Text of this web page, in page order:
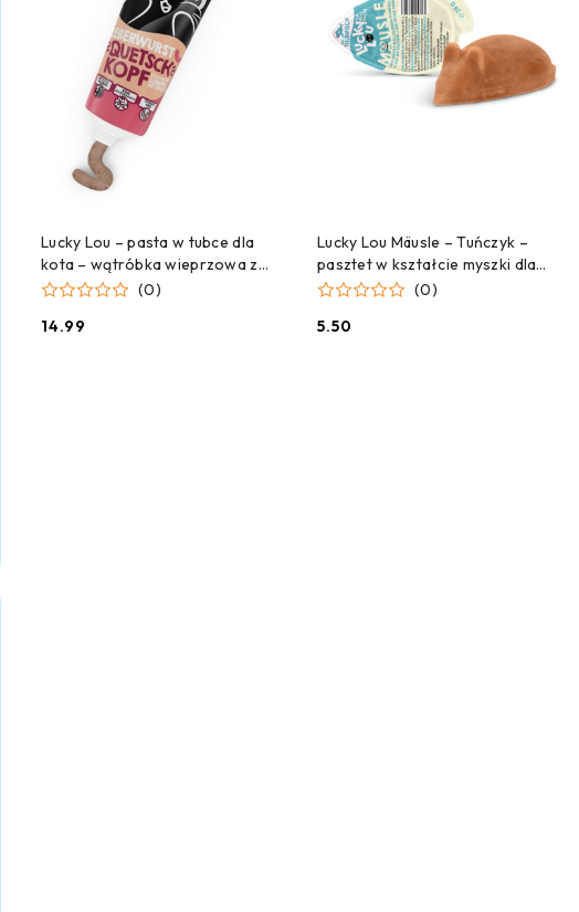
Lucky Lou – pasta w tubce dla
kota – wątróbka wieprzowa z
pietruszką 75 g
(0)
Cena:
14.99
Lucky Lou Mäusle – Tuńczyk –
pasztet w kształcie myszki dla
kota i psa – 28g
(0)
Cena:
5.50